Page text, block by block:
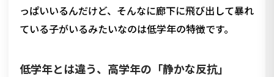
っぱいいるんだけど、そんなに廊下に飛び出して暴れ
ている子がいるみたいなのは低学年の特徴です。
低学年とは違う、高学年の「静かな反抗」